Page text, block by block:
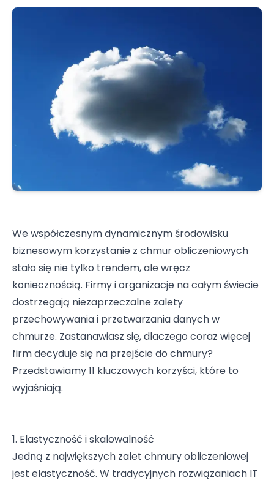
We współczesnym dynamicznym środowisku
biznesowym korzystanie z chmur obliczeniowych
stało się nie tylko trendem, ale wręcz
koniecznością. Firmy i organizacje na całym świecie
dostrzegają niezaprzeczalne zalety
przechowywania i przetwarzania danych w
chmurze. Zastanawiasz się, dlaczego coraz więcej
firm decyduje się na przejście do chmury?
Przedstawiamy 11 kluczowych korzyści, które to
wyjaśniają.
1. Elastyczność i skalowalność
Jedną z największych zalet chmury obliczeniowej
jest elastyczność. W tradycyjnych rozwiązaniach IT